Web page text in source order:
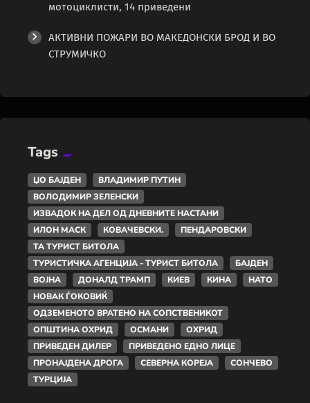
мотоциклисти, 14 приведени
АКТИВНИ ПОЖАРИ ВО МАКЕДОНСКИ БРОД И ВО
СТРУМИЧКО
Tags
ЏО БАЈДЕН
ВЛАДИМИР ПУТИН
ВОЛОДИМИР ЗЕЛЕНСКИ
ИЗВАДОК НА ДЕЛ ОД ДНЕВНИТЕ НАСТАНИ
ИЛОН МАСК
КОВАЧЕВСКИ.
ПЕНДАРОВСКИ
ТА ТУРИСТ БИТОЛА
ТУРИСТИЧКА АГЕНЦИЈА - ТУРИСТ БИТОЛА
БАЈДЕН
ВОЈНА
ДОНАЛД ТРАМП КИЕВ КИНА
НАТО
НОВАК ЃОКОВИЌ
ОДЗЕМЕНОТО ВРАТЕНО НА СОПСТВЕНИКОТ
ОПШТИНА ОХРИД
ОСМАНИ
ОХРИД
ПРИВЕДЕН ДИЛЕР
ПРИВЕДЕНО ЕДНО ЛИЦЕ
ПРОНАЈДЕНА ДРОГА
СЕВЕРНА КОРЕЈА
СОНЧЕВО
ТУРЦИЈА